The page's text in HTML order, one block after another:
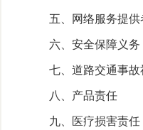
五、网络服务提供
六、安全保障义务
七、道路交通事故
八、产品责任
九、医疗损害责任